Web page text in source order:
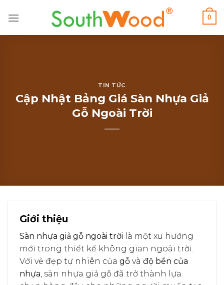
0
TIN TỨC
Cập Nhật Bảng Giá Sàn Nhựa Giả
Gỗ Ngoài Trời
Giới thiệu
Sàn nhựa giả gỗ ngoài trời là một xu hướng
mới trong thiết kế không gian ngoài trời.
Với vẻ đẹp tự nhiên của gỗ và độ bền của
nhựa , sàn nhựa giả gỗ đã trở thành lựa